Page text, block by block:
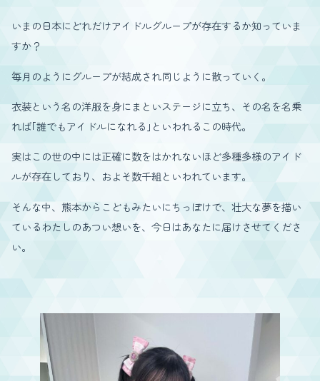
いまの日本にどれだけアイドルグループが存在するか知っていま
すか？
毎月のようにグループが結成され同じように散っていく。
衣装という名の洋服を身にまといステージに立ち、その名を名乗
れば｢誰でもアイドルになれる｣といわれるこの時代。
実はこの世の中には正確に数をはかれないほど多種多様のアイド
ルが存在しており、およそ数千組といわれています。
そんな中、熊本からこどもみたいにちっぽけで、壮大な夢を描い
ているわたしのあつい想いを、今日はあなたに届けさせてくださ
い。